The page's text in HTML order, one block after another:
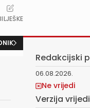
Redakcijski
06.08.2026.
Ne vrijedi
Verzija vrijedi